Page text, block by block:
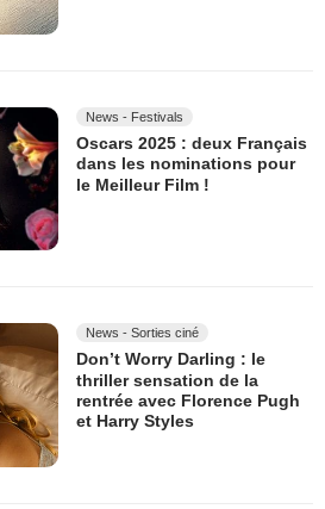
News - Festivals
Oscars 2025 : deux Français
dans les nominations pour
le Meilleur Film !
News - Sorties ciné
Don’t Worry Darling : le
thriller sensation de la
rentrée avec Florence Pugh
et Harry Styles